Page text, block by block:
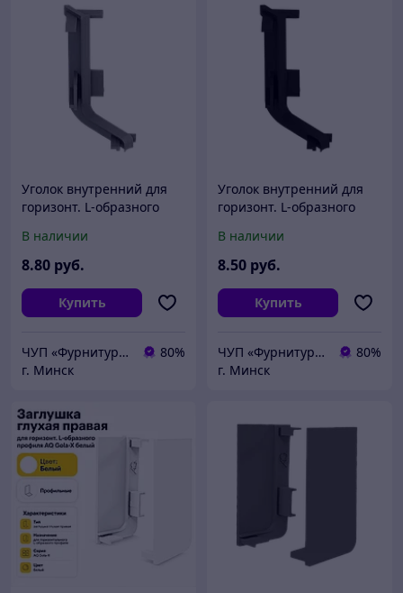
Уголок внутренний для
горизонт. L-образного
алюминий
В наличии
8.80 руб.
Купить
ЧУП «Фурнитурка-бай»
80%
г. Минск
Уголок внутренний для
горизонт. L-образного
черный
В наличии
8.50 руб.
Купить
ЧУП «Фурнитурка-бай»
80%
г. Минск